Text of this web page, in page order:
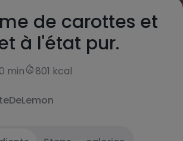
de carottes et
à l'état pur.
min 801 kcal